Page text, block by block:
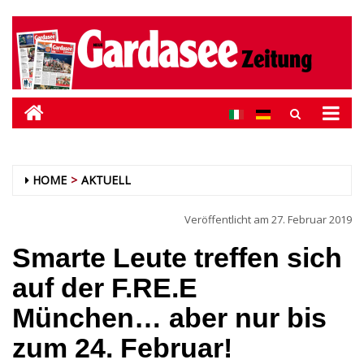
HOME AKTUELL
Veröffentlicht am 27. Februar 2019
Smarte Leute treffen sich
auf der F.RE.E
München… aber nur bis
zum 24. Februar!